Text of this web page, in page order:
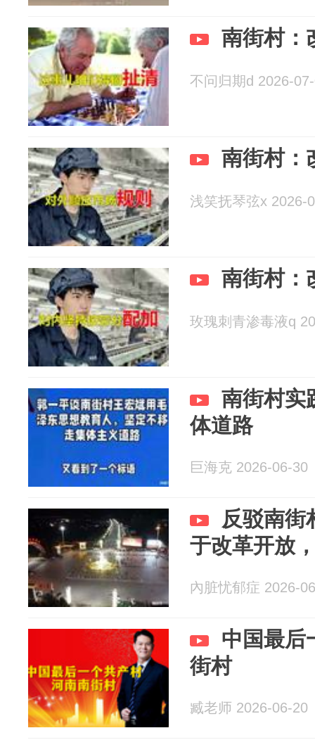
南街村：
不问归期d 2026-
南街村：
浅笑抚琴弦x 2026-
南街村：
玫瑰刺青渗毒液q
南街村实
体道路
巨海克 2026-06-30
反驳南街
于改革开放
內脏忧郁症 2026-
中国最后
街村
臧老师 2026-06-20